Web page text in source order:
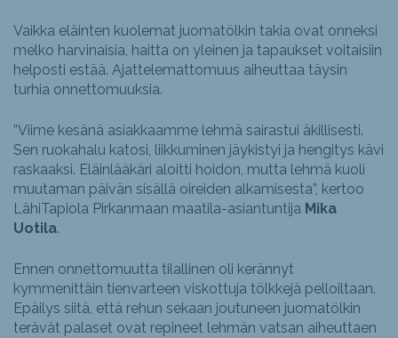
Vaikka eläinten kuolemat juomatölkin takia ovat onneksi
melko harvinaisia, haitta on yleinen ja tapaukset voitaisiin
helposti estää. Ajattelemattomuus aiheuttaa täysin
turhia onnettomuuksia.
”Viime kesänä asiakkaamme lehmä sairastui äkillisesti.
Sen ruokahalu katosi, liikkuminen jäykistyi ja hengitys kävi
raskaaksi. Eläinlääkäri aloitti hoidon, mutta lehmä kuoli
muutaman päivän sisällä oireiden alkamisesta”, kertoo
LähiTapiola Pirkanmaan maatila-asiantuntija Mika
Uotila.
Ennen onnettomuutta tilallinen oli kerännyt
kymmenittäin tienvarteen viskottuja tölkkejä pelloiltaan.
Epäilys siitä, että rehun sekaan joutuneen juomatölkin
terävät palaset ovat repineet lehmän vatsan aiheuttaen